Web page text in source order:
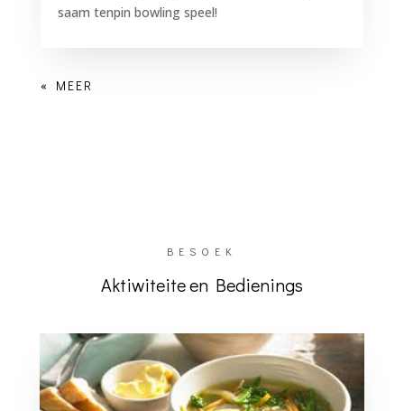
saam tenpin bowling speel!
BESOEK
Aktiwiteite en Bedienings